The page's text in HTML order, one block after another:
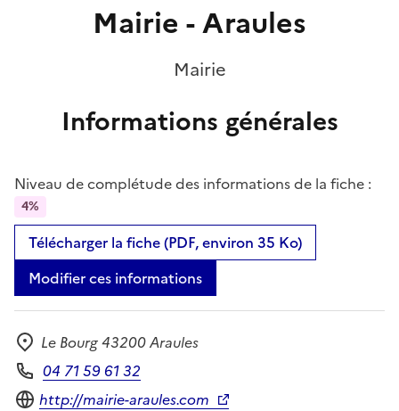
Mairie - Araules
Mairie
Informations générales
Niveau de complétude des informations de la fiche :
4%
Télécharger la fiche (PDF, environ 35 Ko)
Modifier ces informations
Adresse
Le Bourg 43200 Araules
Téléphone
04 71 59 61 32
Site internet
http://mairie-araules.com